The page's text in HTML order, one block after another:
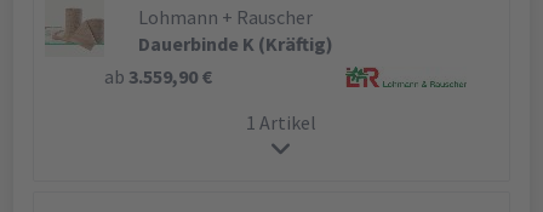
Lohmann + Rauscher
Dauerbinde K (Kräftig)
ab 3.559,90 €
1 Artikel